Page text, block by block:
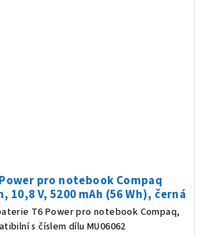
pro notebook Compaq
10,8 V, 5200 mAh (56 Wh), černá
T6 Power pro notebook Compaq,
s číslem dílu MU06062